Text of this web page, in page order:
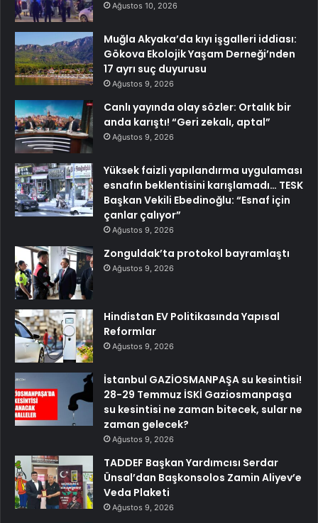
Ağustos 10, 2026
Muğla Akyaka’da kıyı işgalleri iddiası:
Gökova Ekolojik Yaşam Derneği’nden
17 ayrı suç duyurusu
Ağustos 9, 2026
Canlı yayında olay sözler: Ortalık bir
anda karıştı! “Geri zekalı, aptal”
Ağustos 9, 2026
Yüksek faizli yapılandırma uygulaması
esnafın beklentisini karışlamadı… TESK
Başkan Vekili Ebedinoğlu: “Esnaf için
çanlar çalıyor”
Ağustos 9, 2026
Zonguldak’ta protokol bayramlaştı
Ağustos 9, 2026
Hindistan EV Politikasında Yapısal
Reformlar
Ağustos 9, 2026
İstanbul GAZİOSMANPAŞA su kesintisi!
28-29 Temmuz İSKİ Gaziosmanpaşa
su kesintisi ne zaman bitecek, sular ne
zaman gelecek?
Ağustos 9, 2026
TADDEF Başkan Yardımcısı Serdar
Ünsal’dan Başkonsolos Zamin Aliyev’e
Veda Plaketi
Ağustos 9, 2026